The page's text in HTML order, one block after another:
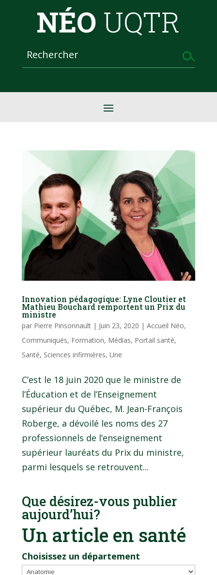
NÉO UQTR
Innovation pédagogique: Lyne Cloutier et
Mathieu Bouchard remportent un Prix du
ministre
par Pierre Pinsonnault| Juin 23, 2020 | Accueil Néo,
Communiqués, Formation, Médias, Portail santé,
Santé, Sciences infirmières, Une
C’est le 18 juin 2020 que le ministre de
l’Éducation et de l’Enseignement
supérieur du Québec, M. Jean-François
Roberge, a dévoilé les noms des 27
professionnels de l’enseignement
supérieur lauréats du Prix du ministre,
parmi lesquels se retrouvent...
Que désirez-vous publier
aujourd’hui?
Un article en santé
Choisissez un département